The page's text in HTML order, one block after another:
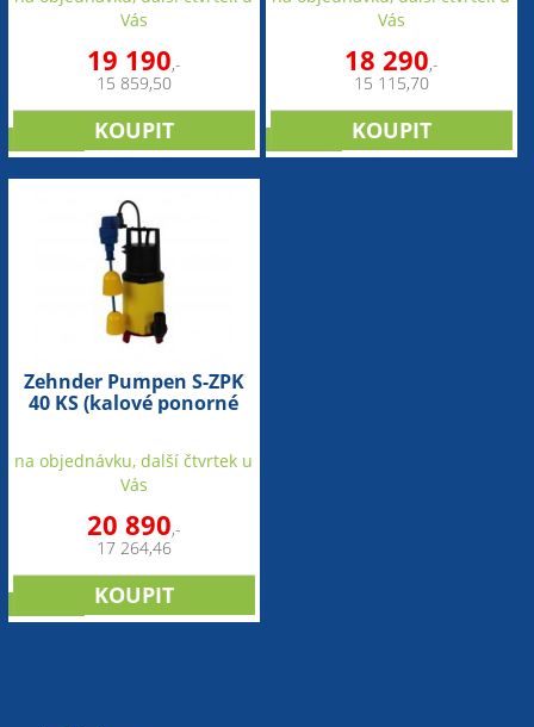
Vás
19 190,-
15 859,50
Vás
18 290,-
15 115,70
Zehnder Pumpen S-ZPK
40 KS (kalové ponorné
na objednávku, další čtvrtek u
Vás
20 890,-
17 264,46